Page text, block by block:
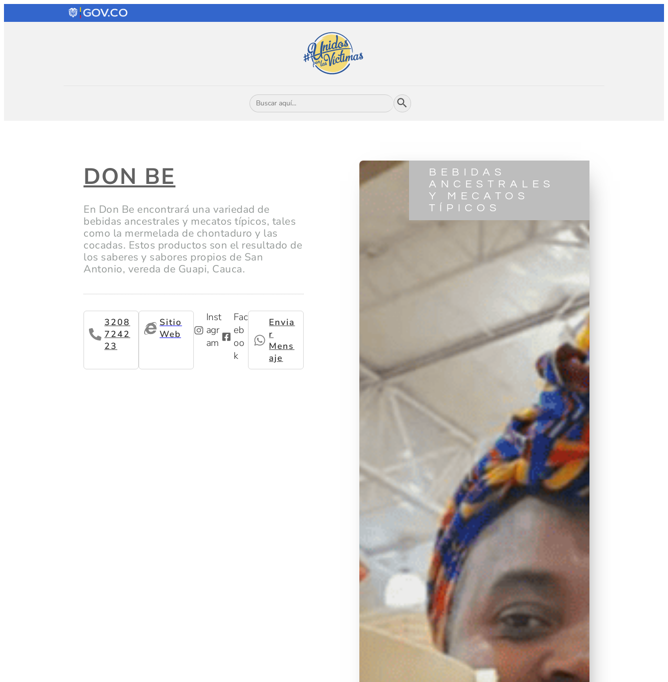
Buscar: Botón de búsqueda
DON BE
En Don Be encontrará una variedad de
bebidas ancestrales y mecatos típicos, tales
como la mermelada de chontaduro y las
cocadas. Estos productos son el resultado de
los saberes y sabores propios de San
Antonio, vereda de Guapi, Cauca.
3208
7242
23
Sitio
Web
Inst
agr
am
Fac
eb
oo
k
Envia
R
Mens
Aje
BEBIDAS
ANCESTRALES
Y MECATOS
TÍPICOS